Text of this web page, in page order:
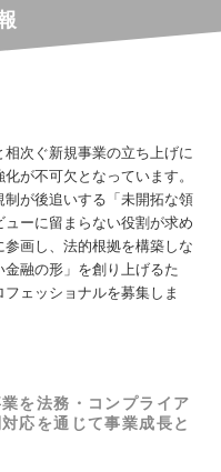
次ぐ新規事業の立ち上げに
が不可欠となっています。
が後追いする「未開拓な領
ーに留まらない役割が求め
画し、法的根拠を構築しな
融の形」を創り上げるた
ェッショナルを募集しま
を法務・コンプライア
応を通じて事業成長と